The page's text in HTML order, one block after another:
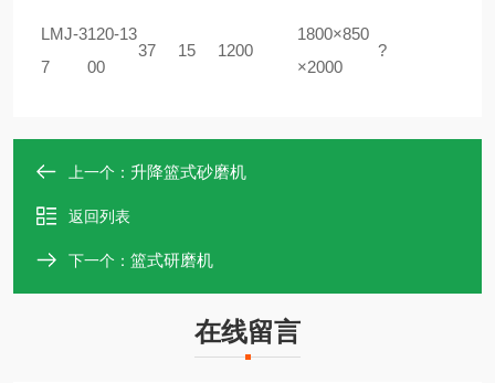
LMJ-3
7
120-13
00
37 15 1200
1800×850
×2000
?
上一个： 升降篮式砂磨机
返回列表
下一个： 篮式研磨机
在线留言